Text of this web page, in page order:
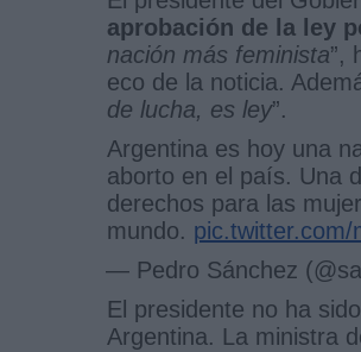
aprobación de la ley
nación más feminista”,
eco de la noticia.
de lucha, es ley”.
Argentina es hoy una
aborto en el país. Una
derechos para las
mundo. pic.twitter.com/
— Pedro Sánchez
El presidente no ha
Argentina. La ministra